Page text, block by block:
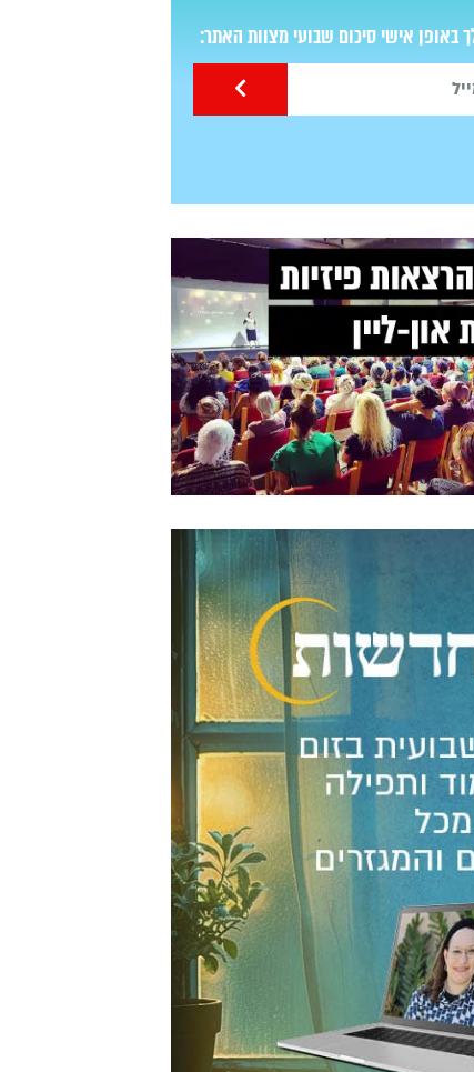
באופן אישי סיכום שבועי מצוות האתר: